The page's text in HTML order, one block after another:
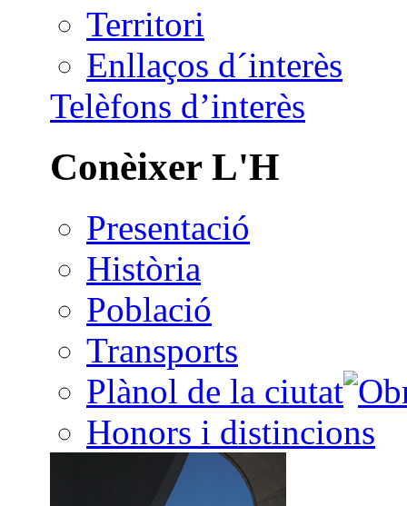
Territori
Enllaços d´interès
Telèfons d’interès
Conèixer L'H
Presentació
Història
Població
Transports
Plànol de la ciutat
Honors i distincions